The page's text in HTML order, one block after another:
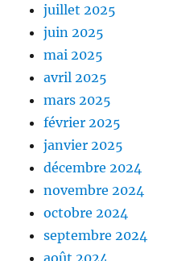
juillet 2025
juin 2025
mai 2025
avril 2025
mars 2025
février 2025
janvier 2025
décembre 2024
novembre 2024
octobre 2024
septembre 2024
août 2024